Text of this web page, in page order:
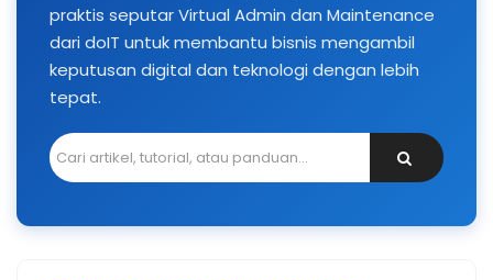
praktis seputar Virtual Admin dan Maintenance
dari doIT untuk membantu bisnis mengambil
keputusan digital dan teknologi dengan lebih
tepat.